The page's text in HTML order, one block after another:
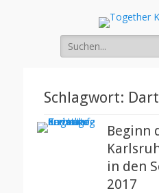
Integration von jungen
Suche
nach:
Schlagwort: Dart
Beginn
in den
2017